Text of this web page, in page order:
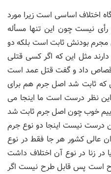
اختلاف اساسی است زیرا مورد
رأی نیست چون این تنها مسأله
بودنش ثابت است بلكه دو
مثل این كه اگر كسی قتلی
قصاص داد و گفت قتل عمد است
كه ثابت شد اصل جرم هم برای
نظر درست است ما اینجا می
خوب چون اصل جرم ثابت شد
درست نیست اینجا دو نوع جرم
عالی كشور هر جا فقط در نوع
در زنا در نوع آن اختلاف داشت
است پس قابل طرح نیست اگر